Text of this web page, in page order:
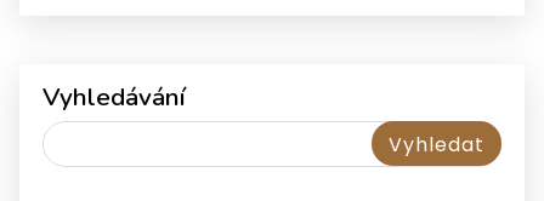
Vyhledávání